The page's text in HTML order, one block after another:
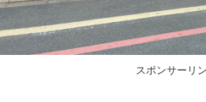
スポンサーリ